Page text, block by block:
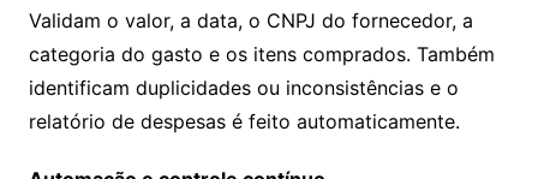
Validam o valor, a data, o CNPJ do fornecedor, a
categoria do gasto e os itens comprados. Também
identificam duplicidades ou inconsistências e o
relatório de despesas é feito automaticamente.